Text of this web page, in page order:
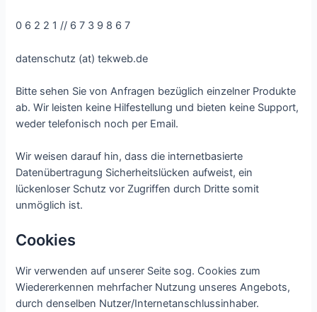
0 6 2 2 1 // 6 7 3 9 8 6 7
datenschutz (at) tekweb.de
Bitte sehen Sie von Anfragen bezüglich einzelner Produkte
ab. Wir leisten keine Hilfestellung und bieten keine Support,
weder telefonisch noch per Email.
Wir weisen darauf hin, dass die internetbasierte
Datenübertragung Sicherheitslücken aufweist, ein
lückenloser Schutz vor Zugriffen durch Dritte somit
unmöglich ist.
Cookies
Wir verwenden auf unserer Seite sog. Cookies zum
Wiedererkennen mehrfacher Nutzung unseres Angebots,
durch denselben Nutzer/Internetanschlussinhaber.